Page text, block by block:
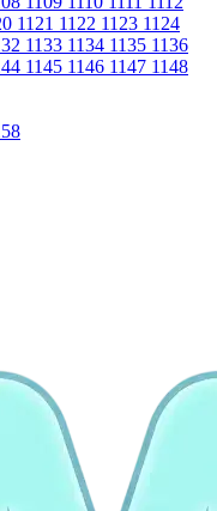
1121 1122 1123 1124
1133 1134 1135 1136
1145 1146 1147 1148